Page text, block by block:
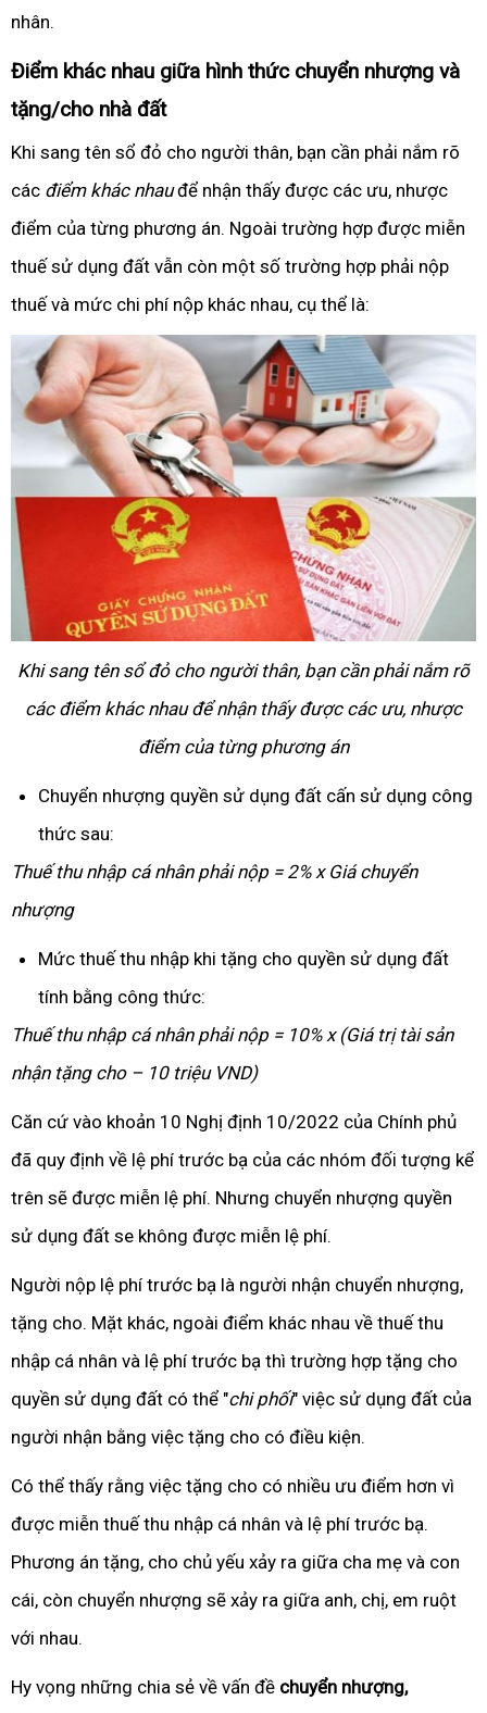
nhân.
Điểm khác nhau giữa hình thức chuyển nhượng và
tặng/cho nhà đất
Khi sang tên sổ đỏ cho người thân, bạn cần phải nắm rõ
các điểm khác nhauđể nhận thấy được các ưu, nhược
điểm của từng phương án. Ngoài trường hợp được miễn
thuế sử dụng đất vẫn còn một số trường hợp phải nộp
thuế và mức chi phí nộp khác nhau, cụ thể là:
Khi sang tên sổ đỏ cho người thân, bạn cần phải nắm rõ
các điểm khác nhau để nhận thấy được các ưu, nhược
điểm của từng phương án
Chuyển nhượng quyền sử dụng đất cấn sử dụng công
thức sau:
Thuế thu nhập cá nhân phải nộp = 2% x Giá chuyển
nhượng
Mức thuế thu nhập khi tặng cho quyền sử dụng đất
tính bằng công thức:
Thuế thu nhập cá nhân phải nộp = 10% x (Giá trị tài sản
nhận tặng cho – 10 triệu VND)
Căn cứ vào khoản 10 Nghị định 10/2022 của Chính phủ
đã quy định về lệ phí trước bạ của các nhóm đối tượng kể
trên sẽ được miễn lệ phí. Nhưng chuyển nhượng quyền
sử dụng đất se không được miễn lệ phí.
Người nộp lệ phí trước bạ là người nhận chuyển nhượng,
tặng cho. Mặt khác, ngoài điểm khác nhau về thuế thu
nhập cá nhân và lệ phí trước bạ thì trường hợp tặng cho
quyền sử dụng đất có thể "chi phối" việc sử dụng đất của
người nhận bằng việc tặng cho có điều kiện.
Có thể thấy rằng việc tặng cho có nhiều ưu điểm hơn vì
được miễn thuế thu nhập cá nhân và lệ phí trước bạ.
Phương án tặng, cho chủ yếu xảy ra giữa cha mẹ và con
cái, còn chuyển nhượng sẽ xảy ra giữa anh, chị, em ruột
với nhau.
Hy vọng những chia sẻ về vấn đề chuyển nhượng,